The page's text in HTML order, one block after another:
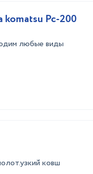
komatsu Pc-200
любые виды
ковш